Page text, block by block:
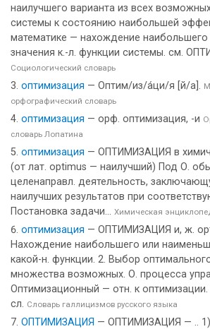
наилучшего варианта из всех
системы к состоянию наибольшей
математике — нахождение
значения к.-л. функции системы. см.
Социологический словарь
оптимизация — Оптим/из/а́ци/я [й/а].
орфографический словарь
оптимизация — орф. оптимизация, -и
словарь Лопатина
оптимизация — ОПТИМИЗАЦИЯ в
(от лат. optimus — наилучший) Под О.
целенаправл. деятельность,
наилучших результатов при
Постановка задачи... Химическая
оптимизация — ОПТИМИЗАЦИЯ и, ж.
Нахождение наибольшего или
какой-н. функции. 2. Выбор
множества возможных. О. процесса
Оптимизационный — отн. к
сл. Словарь галлицизмов русского языка
ОПТИМИЗАЦИЯ — ОПТИМИЗАЦИЯ — ..